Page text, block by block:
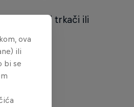
li redoviti trkači ili
ova
ili
bi se